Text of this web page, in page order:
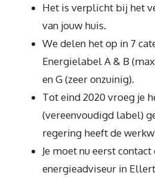
Het is verplicht bij het
van jouw huis.
We delen het op in 7
Energielabel A & B
en G (zeer onzuinig).
Tot eind 2020 vroeg je
(vereenvoudigd label)
regering heeft de
Je moet nu eerst
energieadviseur in